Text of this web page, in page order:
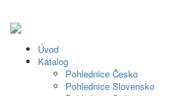
Úvod
Katalog
Pohlednice Česko
Pohlednice Slovensko